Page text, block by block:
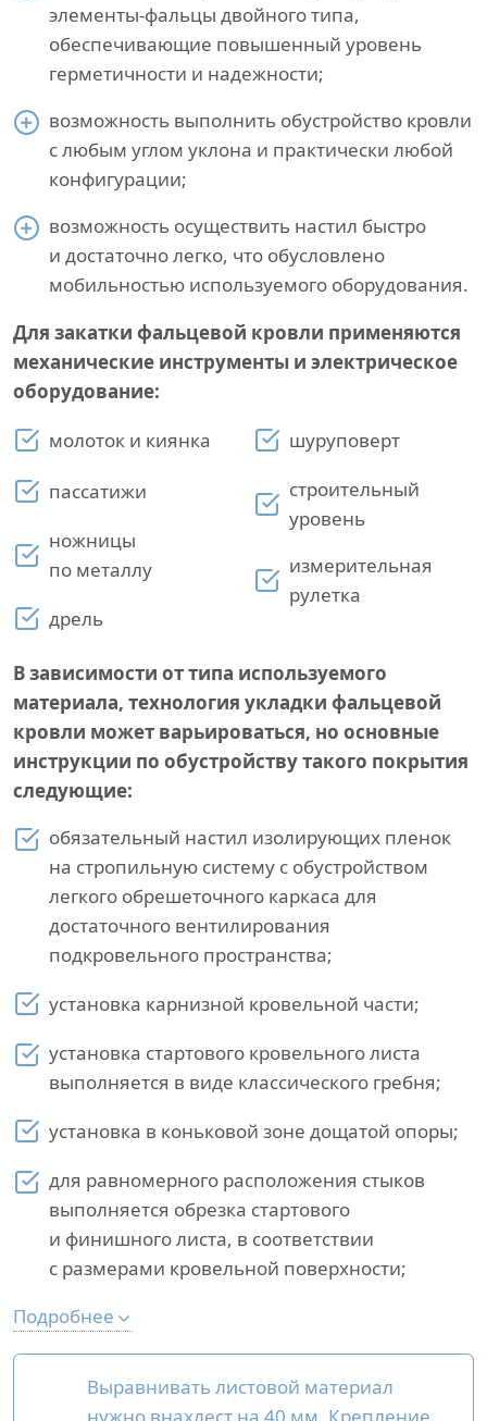
элементы-фальцы двойного типа,
обеспечивающие повышенный уровень
герметичности и надежности;
возможность выполнить обустройство кровли
с любым углом уклона и практически любой
конфигурации;
возможность осуществить настил быстро
и достаточно легко, что обусловлено
мобильностью используемого оборудования.
Для закатки фальцевой кровли применяются
механические инструменты и электрическое
оборудование:
молоток и киянка
пассатижи
ножницы
по металлу
дрель
шуруповерт
строительный
уровень
измерительная
рулетка
В зависимости от типа используемого
материала, технология укладки фальцевой
кровли может варьироваться, но основные
инструкции по обустройству такого покрытия
следующие:
обязательный настил изолирующих пленок
на стропильную систему с обустройством
легкого обрешеточного каркаса для
достаточного вентилирования
подкровельного пространства;
установка карнизной кровельной части;
установка стартового кровельного листа
выполняется в виде классического гребня;
установка в коньковой зоне дощатой опоры;
для равномерного расположения стыков
выполняется обрезка стартового
и финишного листа, в соответствии
с размерами кровельной поверхности;
Подробнее
Выравнивать листовой материал